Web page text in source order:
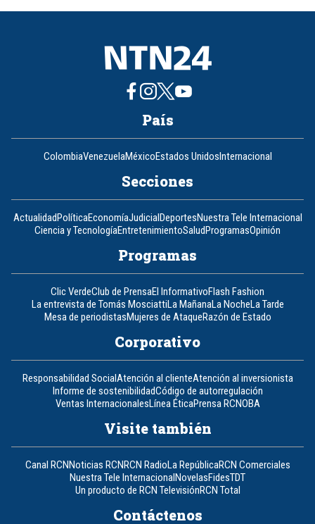
8
País
ColombiaVenezuelaMéxicoEstados UnidosInternacional
Secciones
ActualidadPolíticaEconomíaJudicialDeportesNuestra Tele Internacional
Ciencia y TecnologíaEntretenimientoSaludProgramasOpinión
Programas
Clic VerdeClub de PrensaEl InformativoFlash Fashion
La entrevista de Tomás MosciattiLa MañanaLa NocheLa Tarde
Mesa de periodistasMujeres de AtaqueRazón de Estado
Corporativo
Responsabilidad SocialAtención al clienteAtención al inversionista
Informe de sostenibilidadCódigo de autorregulación
Ventas InternacionalesLínea ÉticaPrensa RCNOBA
Visite también
Canal RCNNoticias RCNRCN RadioLa RepúblicaRCN Comerciales
Nuestra Tele InternacionalNovelasFidesTDT
Un producto de RCN TelevisiónRCN Total
Contáctenos